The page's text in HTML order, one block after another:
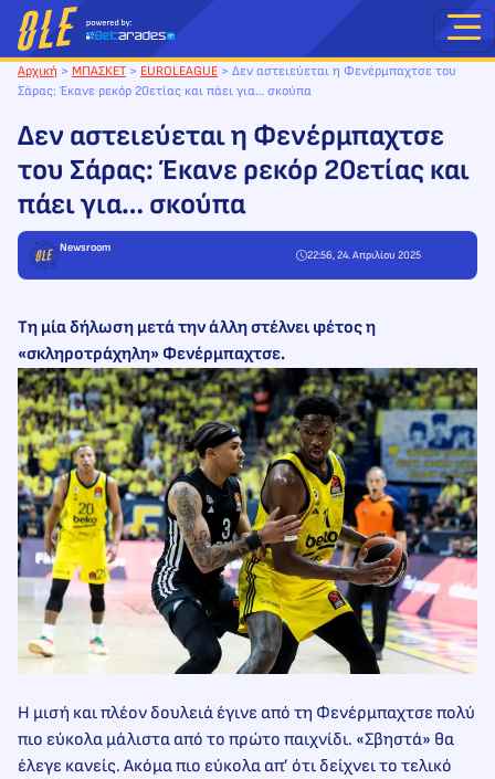
Μετάβαση
στο
περιεχόμενο
Αρχική > ΜΠΑΣΚΕΤ > EUROLEAGUE > Δεν αστειεύεται η Φενέρμπαχτσε του
Σάρας: Έκανε ρεκόρ 20ετίας και πάει για… σκούπα
Δεν αστειεύεται η Φενέρμπαχτσε
του Σάρας: Έκανε ρεκόρ 20ετίας και
πάει για… σκούπα
Newsroom
22:56, 24. Απριλίου 2025
Τη μία δήλωση μετά την άλλη στέλνει φέτος η
«σκληροτράχηλη» Φενέρμπαχτσε.
Η μισή και πλέον δουλειά έγινε από τη Φενέρμπαχτσε πολύ
πιο εύκολα μάλιστα από το πρώτο παιχνίδι. «Σβηστά» θα
έλεγε κανείς. Ακόμα πιο εύκολα απ’ ότι δείχνει το τελικό